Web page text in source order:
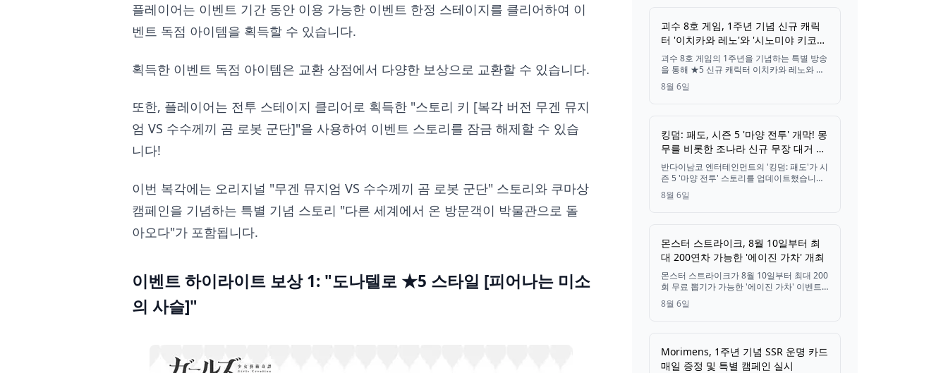
플레이어는 이벤트 기간 동안 이용 가능한 이벤트 한정 스테이지를 클리어하여 이
벤트 독점 아이템을 획득할 수 있습니다.
획득한 이벤트 독점 아이템은 교환 상점에서 다양한 보상으로 교환할 수 있습니다.
또한, 플레이어는 전투 스테이지 클리어로 획득한 "스토리 키 [복각 버전 무겐 뮤지
엄 VS 수수께끼 곰 로봇 군단]"을 사용하여 이벤트 스토리를 잠금 해제할 수 있습
니다!
이번 복각에는 오리지널 "무겐 뮤지엄 VS 수수께끼 곰 로봇 군단" 스토리와 쿠마상
캠페인을 기념하는 특별 기념 스토리 "다른 세계에서 온 방문객이 박물관으로 돌
아오다"가 포함됩니다.
이벤트 하이라이트 보상 1: "도나텔로 ★5 스타일 [피어나는 미소
의 사슬]"
며, 정식 출시일은 2026년 9월 3일입니다.
괴수 8호 게임, 1주년 기념 신규 캐릭
터 '이치카와 레노'와 '시노미야 키코루'
공개
괴수 8호 게임의 1주년을 기념하는 특별 방송
을 통해 ★5 신규 캐릭터 이치카와 레노와 시
노미야 키코루가 공개되었으며, 8대 기념 이
벤트 라인업도 함께 발표되었습니다.
8월 6일
킹덤: 패도, 시즌 5 '마양 전투' 개막! 몽
무를 비롯한 조나라 신규 무장 대거 등
장
반다이남코 엔터테인먼트의 '킹덤: 패도'가 시
즌 5 '마양 전투' 스토리를 업데이트했습니다.
몽무를 포함한 7명의 신규 무장과 7일간의 축
제 이벤트가 새롭게 시작됩니다.
8월 6일
몬스터 스트라이크, 8월 10일부터 최
대 200연차 가능한 '에이진 가차' 개최
몬스터 스트라이크가 8월 10일부터 최대 200
회 무료 뽑기가 가능한 '에이진 가차' 이벤트
를 다시 개최합니다. 전체 유저의 누적 뽑기
횟수에 따라 추가 보상이 해금되며, X(구 트위
8월 6일
Morimens, 1주년 기념 SSR 운명 카드
매일 증정 및 특별 캠페인 실시